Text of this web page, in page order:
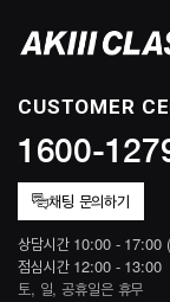
CUSTOMER
1600-
채팅 문의하기
상담시간 10:00 - 17:00
점심시간 12:00 - 13:00
토, 일, 공휴일은 휴무